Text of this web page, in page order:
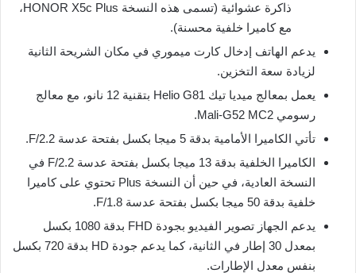
ذاكرة عشوائية (تسمى هذه النسخة HONOR X5c Plus،
مع كاميرا خلفية محسنة).
يدعم الهاتف إدخال كارت ميموري في مكان الشريحة الثانية
لزيادة سعة التخزين.
يعمل بمعالج ميديا تيك Helio G81 بتقنية 12 نانو، مع معالج
رسومي Mali-G52 MC2.
تأتي الكاميرا الأمامية بدقة 5 ميجا بكسل بفتحة عدسة F/2.2.
الكاميرا الخلفية بدقة 13 ميجا بكسل بفتحة عدسة F/2.2 في
النسخة العادية، في حين أن النسخة Plus تحتوي على كاميرا
خلفية بدقة 50 ميجا بكسل بفتحة عدسة F/1.8.
يدعم الجهاز تصوير الفيديو بجودة FHD بدقة 1080 بكسل
بمعدل 30 إطار في الثانية، كما يدعم جودة HD بدقة 720 بكسل
بنفس معدل الإطارات.